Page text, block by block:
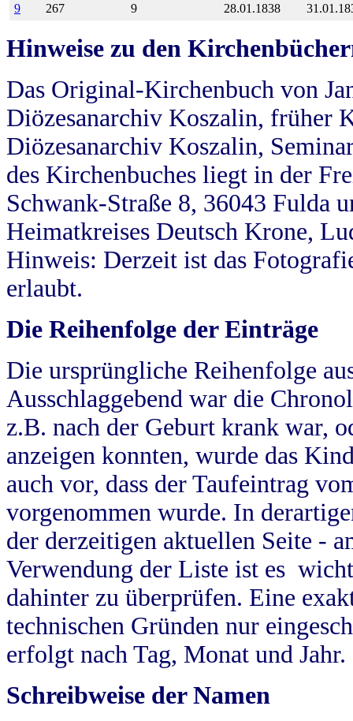
9 267 9 28.01.1838
Hinweise zu den
Das Original-Kirchenbuch von
Diözesanarchiv Koszalin, früher
Diözesanarchiv Koszalin,
des Kirchenbuches liegt in der
Schwank-Straße 8, 36043 Fulda
Heimatkreises Deutsch Krone,
Hinweis: Derzeit ist das
erlaubt.
Die Reihenfolge der Einträge
Die ursprüngliche Reihenfolge
Ausschlaggebend war die
z.B. nach der Geburt krank war,
anzeigen konnten, wurde das
auch vor, dass der Taufeintrag
vorgenommen wurde. In
der derzeitigen aktuellen Seite -
Verwendung der Liste ist es
dahinter zu überprüfen. Eine
technischen Gründen nur
erfolgt nach Tag, Monat und Jahr.
Schreibweise der Namen